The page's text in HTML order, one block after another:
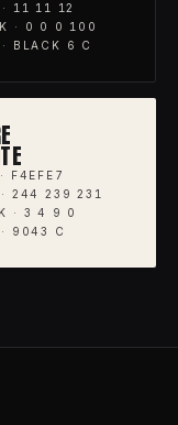
· 11 11 12
· 0 0 0 100
· BLACK 6 C
F4EFE7
· 244 239 231
· 3 4 9 0
· 9043 C